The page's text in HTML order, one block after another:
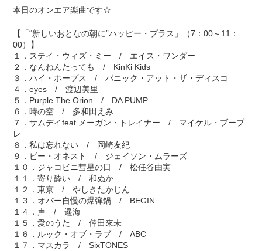
本日のオンエア楽曲です☆
【「“新しいおとなの朝に”ハッピー・プラス」（7：00～11：
00）】
１．ステイ・ウィズ・ミー / エイス・ワンダー
２．なんねんたっても / KinKi Kids
３．ハイ・ホープス / パニック・アット・ザ・ディスコ
４．eyes / 渡辺美里
５．Purple The Orion / DA PUMP
６．時の空 / 多和田えみ
７．サムデイfeat.メーガン・トレイナー / マイケル・ブーブ
レ
８．私は忘れない / 岡崎友紀
９．ビー・オネスト / ジェイソン・ムラーズ
１０．ジャコビニ彗星の日 / 松任谷由実
１１．寄り酔い / 和ぬか
１２．東京 / やしきたかじん
１３．オバー自慢の爆弾鍋 / BEGIN
１４．声 / 遥海
１５．愛のうた / 倖田來未
１６．ルック・オブ・ラブ / ABC
１７．マスカラ / SixTONES